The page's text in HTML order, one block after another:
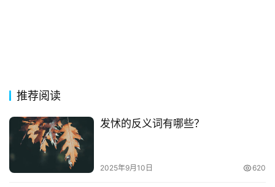
推荐阅读
发怵的反义词有哪些？
2025年9月10日 620